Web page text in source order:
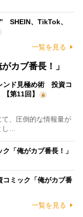
SHEIN、TikTok、
一覧を見る
カブ番長！」
ンド見極め術 投資コ
第11回】
、圧倒的な情報量が
し…
「俺がカブ番長！」
ミック「俺がカブ番
一覧を見る